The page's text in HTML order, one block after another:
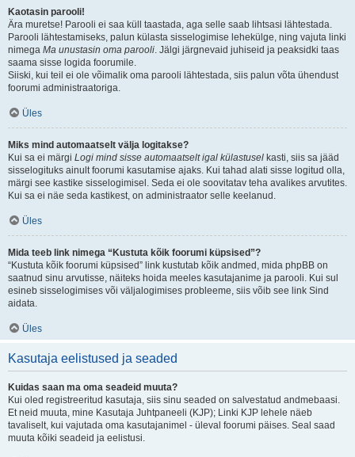
Kaotasin parooli!
Ära muretse! Parooli ei saa küll taastada, aga selle saab lihtsasi lähtestada.
Parooli lähtestamiseks, palun külasta sisselogimise lehekülge, ning vajuta linki
nimega Ma unustasin oma parooli. Jälgi järgnevaid juhiseid ja peaksidki taas
saama sisse logida foorumile.
Siiski, kui teil ei ole võimalik oma parooli lähtestada, siis palun võta ühendust
foorumi administraatoriga.
Üles
Miks mind automaatselt välja logitakse?
Kui sa ei märgi Logi mind sisse automaatselt igal külastusel kasti, siis sa jääd
sisselogituks ainult foorumi kasutamise ajaks. Kui tahad alati sisse logitud olla,
märgi see kastike sisselogimisel. Seda ei ole soovitatav teha avalikes arvutites.
Kui sa ei näe seda kastikest, on administraator selle keelanud.
Üles
Mida teeb link nimega “Kustuta kõik foorumi küpsised”?
“Kustuta kõik foorumi küpsised” link kustutab kõik andmed, mida phpBB on
saatnud sinu arvutisse, näiteks hoida meeles kasutajanime ja parooli. Kui sul
esineb sisselogimises või väljalogimises probleeme, siis võib see link Sind
aidata.
Üles
Kasutaja eelistused ja seaded
Kuidas saan ma oma seadeid muuta?
Kui oled registreeritud kasutaja, siis sinu seaded on salvestatud andmebaasi.
Et neid muuta, mine Kasutaja Juhtpaneeli (KJP); Linki KJP lehele näeb
tavaliselt, kui vajutada oma kasutajanimel - üleval foorumi päises. Seal saad
muuta kõiki seadeid ja eelistusi.